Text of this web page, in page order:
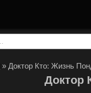
» Доктор Кто: Жизнь
Доктор